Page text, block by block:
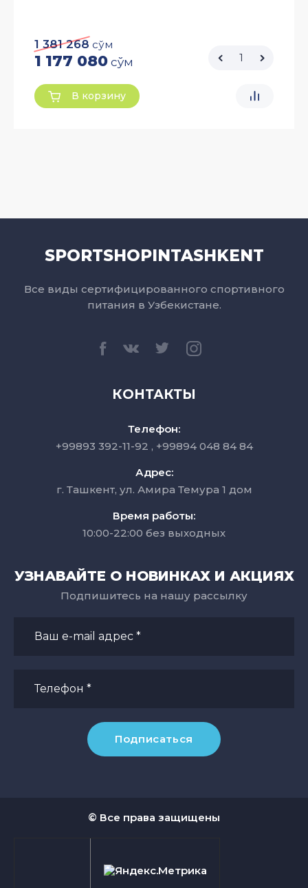
1 381 268 сўм
1 177 080 сўм
В корзину
SPORTSHOPINTASHKENT
Все виды сертифицированного спортивного
питания в Узбекистане.
КОНТАКТЫ
Телефон:
+99893 392-11-92
+99894 048 84 84
Адрес:
г. Ташкент, ул. Амира Темура 1 дом
Время работы:
10:00-22:00 без выходных
УЗНАВАЙТЕ О НОВИНКАХ И АКЦИЯХ
Подпишитесь на нашу рассылку
Подписаться
© Все права защищены